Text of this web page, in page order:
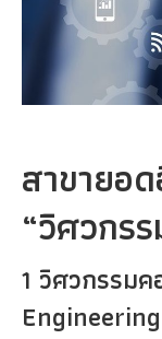
สาขายอ
“วิศวกร
1 วิศวกรรม